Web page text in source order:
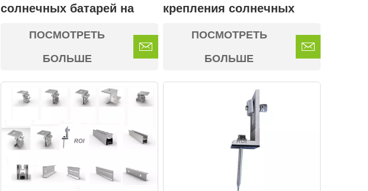
солнечных батарей на
сталиПОСМОТРЕТЬ
БОЛЬШЕ
крепления солнечных
различных типов 02
ПОСМОТРЕТЬ
БОЛЬШЕ